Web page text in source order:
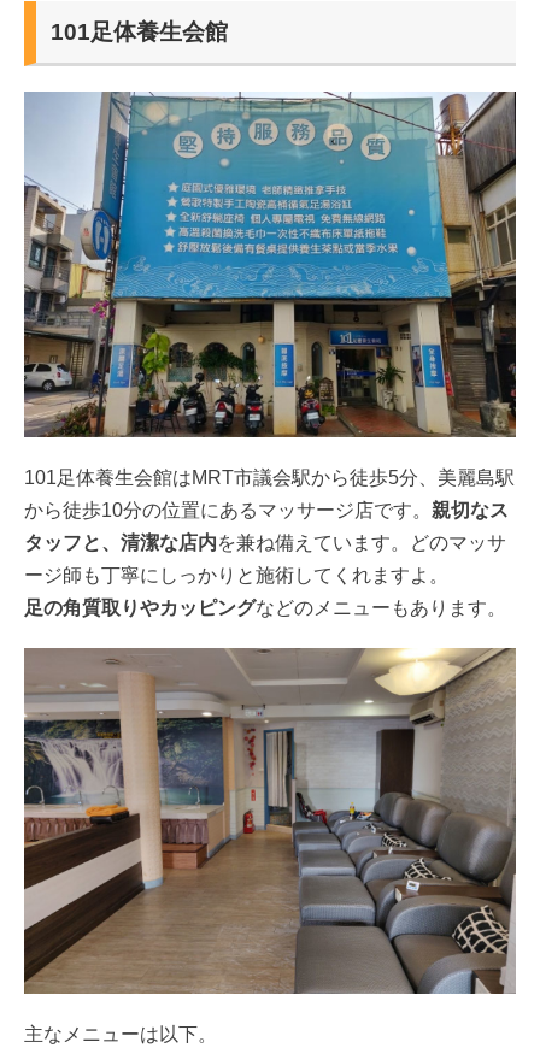
101足体養生会館
101足体養生会館はMRT市議会駅から徒歩5分、美麗島駅
から徒歩10分の位置にあるマッサージ店です。 親切なス
タッフと、清潔な店内を兼ね備えています。どのマッサ
ージ師も丁寧にしっかりと施術してくれますよ。
足の角質取りやカッピングなどのメニューもあります。
主なメニューは以下。